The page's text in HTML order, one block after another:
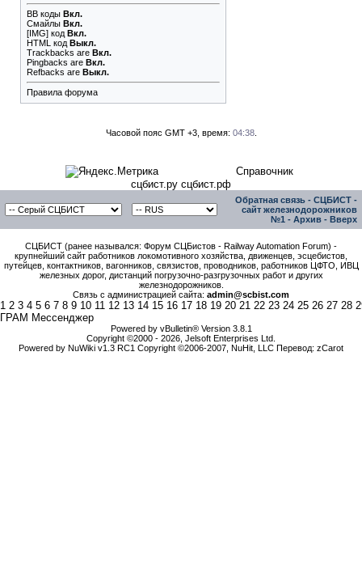
BB коды Вкл.
Смайлы Вкл.
[IMG] код Вкл.
HTML код Выкл.
Trackbacks are Вкл.
Pingbacks are Вкл.
Refbacks are Выкл.
Правила форума
Часовой пояс GMT +3, время: 04:38.
Справочник
сцбист.ру сцбист.рф
Обратная связь - СЦБИСТ -
сайт железнодорожников
№1 - Архив - Вверх
СЦБИСТ (ранее назывался: Форум СЦБистов - Railway Automation Forum) -
крупнейший сайт работников локомотивного хозяйства, движенцев, эсцебистов,
путейцев, контактников, вагонников, связистов, проводников, работников ЦФТО, ИВЦ
железных дорог, дистанций погрузочно-разгрузочных работ и других
железнодорожников.
Связь с администрацией сайта: admin@scbist.com
1 2 3 4 5 6 7 8 9 10 11 12 13 14 15 16 17 18 19 20 21 22 23 24 25 26 27 28
ГРАМ Мессенджер
Powered by vBulletin® Version 3.8.1
Copyright ©2000 - 2026, Jelsoft Enterprises Ltd.
Powered by NuWiki v1.3 RC1 Copyright ©2006-2007, NuHit, LLC Перевод: zCarot